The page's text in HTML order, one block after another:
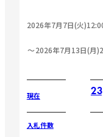
2026年7月7日(火
2026年7月13日(月
現在
入札件数